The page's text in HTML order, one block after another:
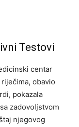
Testovi
centar
obavio
pokazala
zadovoljstvom
njegovog